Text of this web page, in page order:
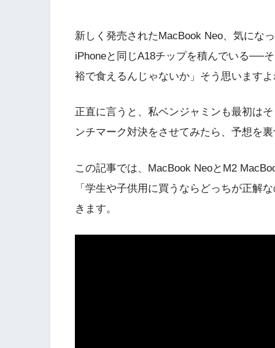
新しく発売されたMacBook Neo、気にな
iPhoneと同じA18チップを積んでいる──
裕で食えるんじゃないか」そう思います
正直に言うと、私ベンジャミンも最初は
ンチマーク対決をさせてみたら、予想を
この記事では、MacBook NeoとM2
「学生や子供用に買うならどっちが正解
きます。